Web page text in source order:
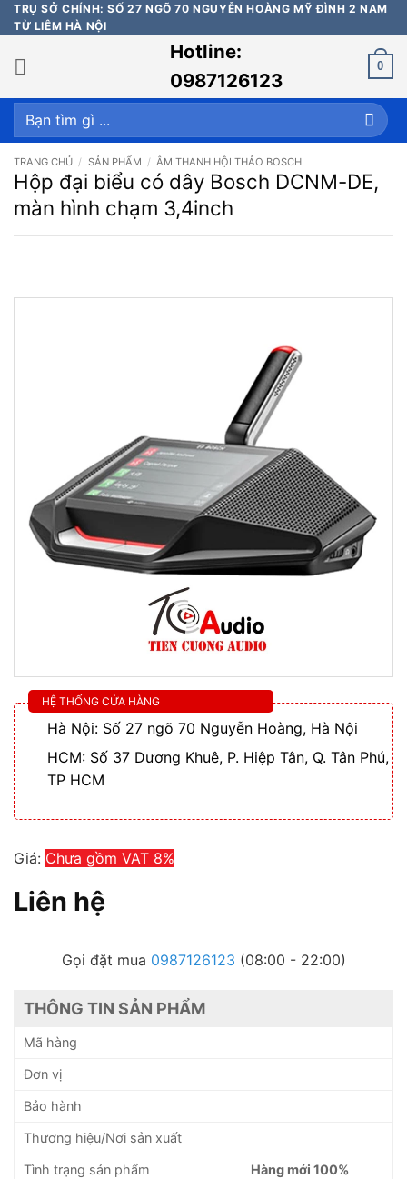
Bỏ
qua
nội
dung
TRỤ SỞ CHÍNH: SỐ 27 NGÕ 70 NGUYỄN HOÀNG MỸ ĐÌNH 2 NAM
TỪ LIÊM HÀ NỘI
Hotline:
0987126123
0
Tìm
kiếm:
TRANG CHỦ / SẢN PHẨM / ÂM THANH HỘI THẢO BOSCH
Hộp đại biểu có dây Bosch DCNM-DE,
màn hình chạm 3,4inch
HỆ THỐNG CỬA HÀNG
Hà Nội: Số 27 ngõ 70 Nguyễn Hoàng, Hà Nội
HCM: Số 37 Dương Khuê, P. Hiệp Tân, Q. Tân Phú,
TP HCM
Giá: Chưa gồm VAT 8%
Liên hệ
Gọi đặt mua 0987126123 (08:00 - 22:00)
THÔNG TIN SẢN PHẨM
Mã hàng
Đơn vị
Bảo hành
Thương hiệu/Nơi sản xuất
Tình trạng sản phẩm Hàng mới 100%